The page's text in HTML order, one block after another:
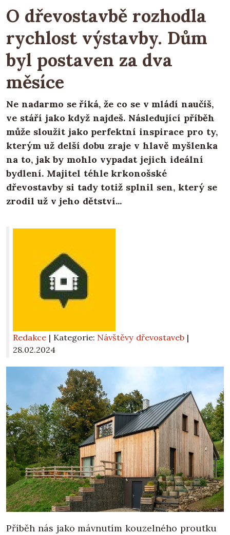
O dřevostavbě rozhodla
rychlost výstavby. Dům
byl postaven za dva
měsíce
Ne nadarmo se říká, že co se v mládí naučíš,
ve stáří jako když najdeš. Následující příběh
může sloužit jako perfektní inspirace pro ty,
kterým už delší dobu zraje v hlavě myšlenka
na to, jak by mohlo vypadat jejich ideální
bydlení. Majitel téhle krkonošské
dřevostavby si tady totiž splnil sen, který se
zrodil už v jeho dětství...
Redakce | Kategorie: Návštěvy dřevostaveb |
28.02.2024
Příběh nás jako mávnutím kouzelného proutku